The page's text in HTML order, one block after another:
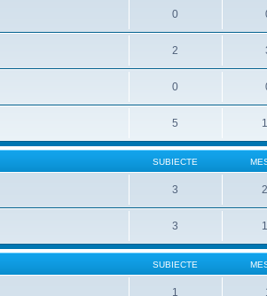
0
2
0
5
SUBIECTE
3
3
SUBIECTE
1